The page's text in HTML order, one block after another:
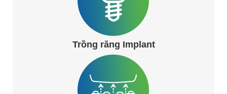
Trồng răng Implant